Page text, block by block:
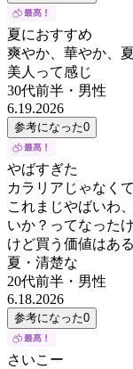
夏におすすめ
爽やか、華やか、
美人って感じ
30代前半 ・ 男性
6.19.2026
参考になった0
やばすぎた
カラリアじゃなく
これまじやばいわ
いか？ってなった
けど買う価値はあ
夏・清楚な
20代前半 ・ 男性
6.18.2026
参考になった0
さいこー